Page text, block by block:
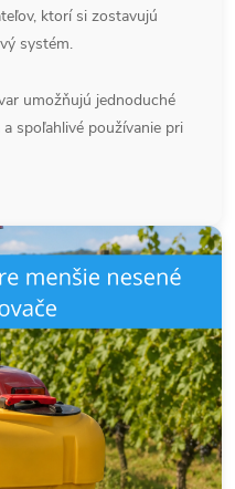
ktorí si zostavujú
systém.
umožňujú jednoduché
spoľahlivé používanie pri